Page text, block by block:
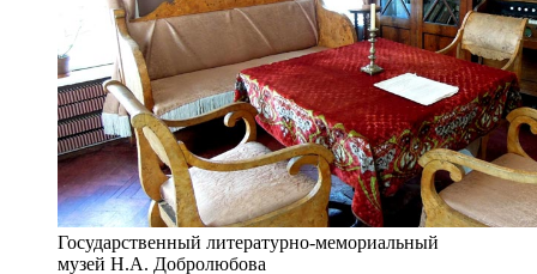
Государственный литературно-мемориальный
музей Н.А. Добролюбова